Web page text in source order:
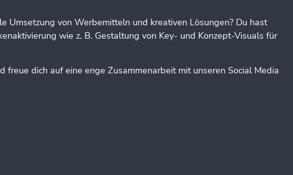
Umsetzung von Werbemitteln und kreativen Lösungen? Du hast
wie z. B. Gestaltung von Key- und Konzept-Visuals für
freue dich auf eine enge Zusammenarbeit mit unseren Social Media